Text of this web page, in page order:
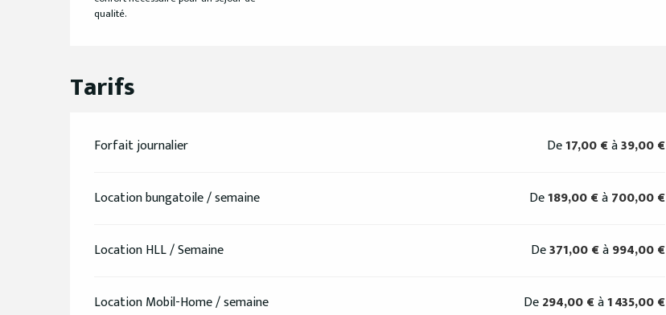
qualité.
Tarifs
Forfait journalier De17,00 €à39,00 €
Location bungatoile / semaine De189,00 €à700,00 €
Location HLL / Semaine De371,00 €à994,00 €
Location Mobil-Home / semaine De294,00 €à1 435,00 €